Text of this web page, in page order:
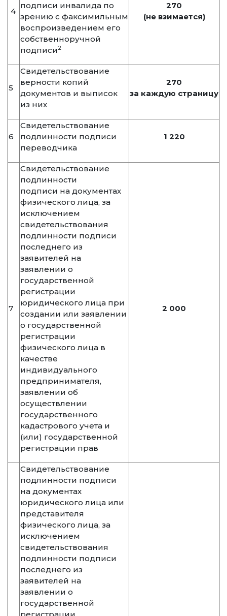
4
подписи инвалида по
зрению с факсимильным
воспроизведением его
собственноручной
подписи2
270
(не взимается)
5
Свидетельствование
верности копий
документов и выписок
из них
270
за каждую страницу
6
Свидетельствование
подлинности подписи
переводчика
1 220
7
Свидетельствование
подлинности
подписи на документах
физического лица, за
исключением
свидетельствования
подлинности подписи
последнего из
заявителей на
заявлении о
государственной
регистрации
юридического лица при
создании или заявлении
о государственной
регистрации
физического лица в
качестве
индивидуального
предпринимателя,
заявлении об
осуществлении
государственного
кадастрового учета и
(или) государственной
регистрации прав
2 000
Свидетельствование
подлинности подписи
на документах
юридического лица или
представителя
физического лица, за
исключением
свидетельствования
подлинности подписи
последнего из
заявителей на
заявлении о
государственной